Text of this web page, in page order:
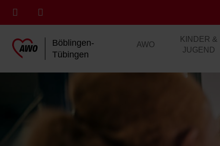
Böblingen-
Tübingen
AWO
KINDER &
JUGEND